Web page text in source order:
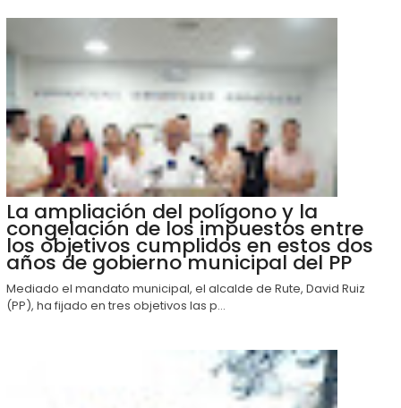
La ampliación del polígono y la
congelación de los impuestos entre
los objetivos cumplidos en estos dos
años de gobierno municipal del PP
Mediado el mandato municipal, el alcalde de Rute, David Ruiz
(PP), ha fijado en tres objetivos las p...